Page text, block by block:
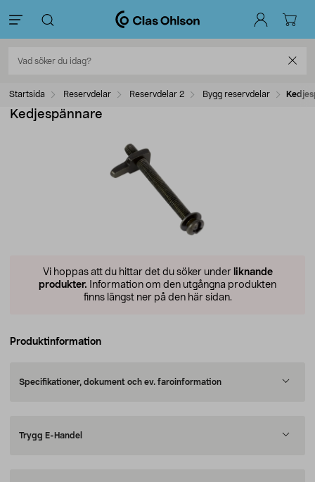
Startsida Reservdelar Reservdelar 2 Bygg reservdelar
Kedjespännare
Vi hoppas att du hittar det du söker under liknande
produkter. Information om den utgångna produkten
finns längst ner på den här sidan.
Produktinformation
Specifikationer, dokument och ev. faroinformation
Trygg E-Handel